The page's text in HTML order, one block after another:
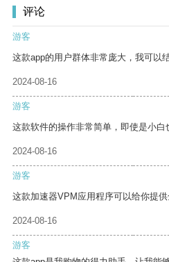
评论
游客
这款app的用户群体非常庞大，我可以
2024-08-16
游客
这款软件的操作非常简单，即使是小白
2024-08-16
游客
这款加速器VPM应用程序可以给你提供
2024-08-16
游客